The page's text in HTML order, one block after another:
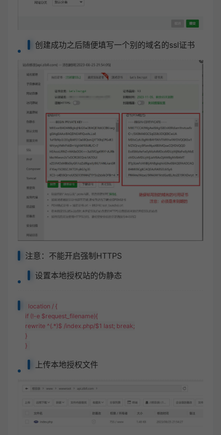
创建成功之后随便填写一个别的域名的ssl证书
注意：不能开启强制HTTPS
设置本地授权站的伪静态
location / {
if (!-e $request_filename){
rewrite ^(.*)$ /index.php/$1 last; break;
}
}
上传本地授权文件